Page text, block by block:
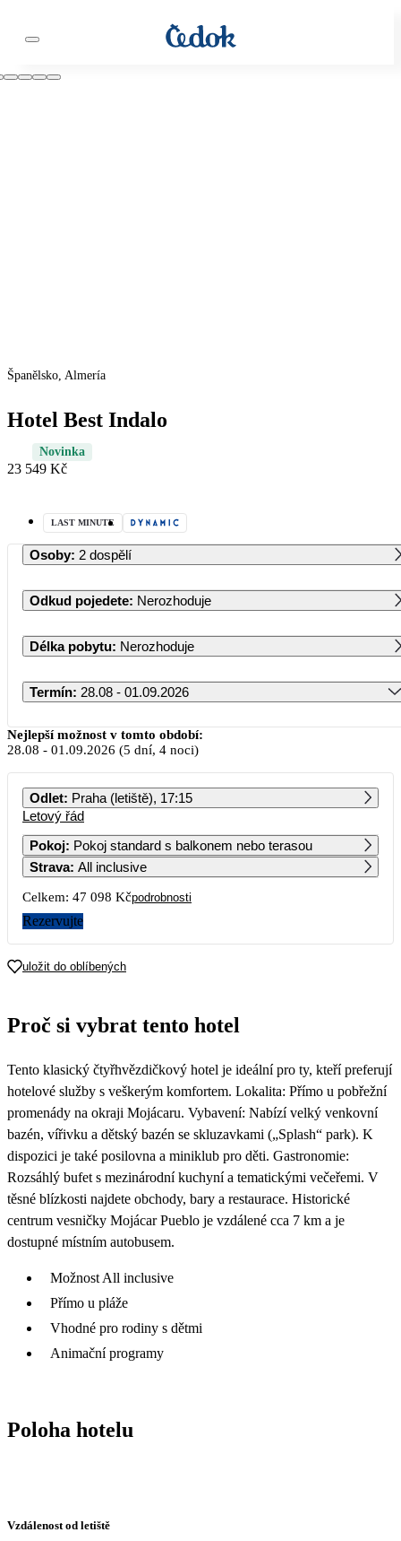
Španělsko, Almería
Hotel Best Indalo
Novinka
23 549 Kč
LAST MINUTE
Osoby: 2 dospělí
Odkud pojedete: Nerozhoduje
Délka pobytu: Nerozhoduje
Termín: 28.08 - 01.09.2026
Srpen 2026
PO ÚT ST ČT PÁ SO NE
3 4
17
Nejlepší možnost v tomto období:
28.08 - 01.09.2026 (5 dní, 4 noci)
Odlet: Praha (letiště), 17:15
Letový řád
Pokoj:
Pokoj standard s balkonem nebo terasou
Strava: All inclusive
Celkem: 47 098 Kčpodrobnosti
Rezervujte
uložit do oblíbených
Proč si vybrat tento hotel
Tento klasický čtyřhvězdičkový hotel je ideální pro ty, kteří preferují
hotelové služby s veškerým komfortem. Lokalita: Přímo u pobřežní
promenády na okraji Mojácaru. Vybavení: Nabízí velký venkovní
bazén, vířivku a dětský bazén se skluzavkami („Splash“ park). K
dispozici je také posilovna a miniklub pro děti. Gastronomie:
Rozsáhlý bufet s mezinárodní kuchyní a tematickými večeřemi. V
těsné blízkosti najdete obchody, bary a restaurace. Historické
centrum vesničky Mojácar Pueblo je vzdálené cca 7 km a je
dostupné místním autobusem.
Možnost All inclusive
Přímo u pláže
Vhodné pro rodiny s dětmi
Animační programy
Poloha hotelu
Vzdálenost od letiště